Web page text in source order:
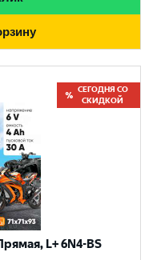
СЕГОДНЯ СО
СКИДКОЙ
L+ 6N4-BS